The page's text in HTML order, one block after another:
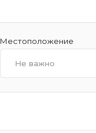
Местоположение
Не важно